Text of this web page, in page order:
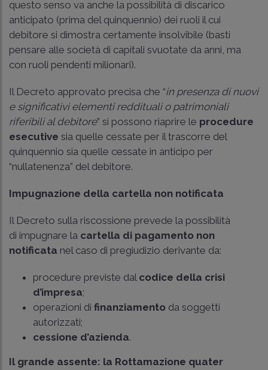
questo senso va anche la possibilità di discarico
anticipato (prima del quinquennio) dei ruoli il cui
debitore si dimostra certamente insolvibile (basti
pensare alle società di capitali svuotate da anni, ma
con ruoli pendenti milionari).
Il Decreto approvato precisa che “in presenza di nuovi
e significativi elementi reddituali o patrimoniali
riferibili al debitore” si possono riaprire le procedure
esecutive sia quelle cessate per il trascorre del
quinquennio sia quelle cessate in anticipo per
“nullatenenza” del debitore.
Impugnazione della cartella non notificata
Il Decreto sulla riscossione prevede la possibilità
di impugnare la cartella di pagamento non
notificata nel caso di pregiudizio derivante da:
procedure previste dal codice della crisi
d’impresa;
operazioni di finanziamento da soggetti
autorizzati;
cessione d’azienda.
Il grande assente: la Rottamazione quater